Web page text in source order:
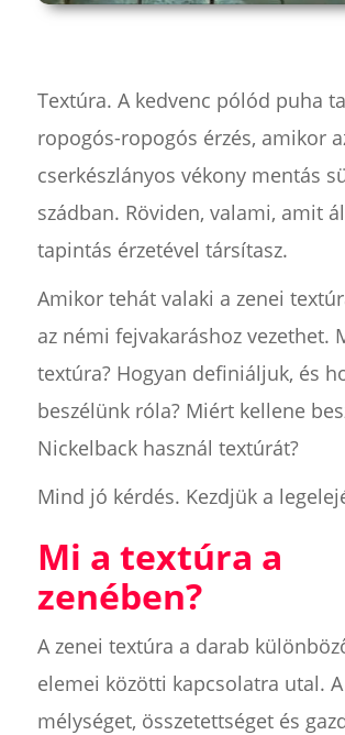
Textúra. A kedvenc pólód puha
ropogós-ropogós érzés, amikor
cserkészlányos vékony mentás
szádban. Röviden, valami, amit
tapintás érzetével társítasz.
Amikor tehát valaki a zenei
az némi fejvakaráshoz vezethet.
textúra? Hogyan definiáljuk, és
beszélünk róla? Miért kellene
Nickelback használ textúrát?
Mind jó kérdés. Kezdjük a
Mi a textúra a
zenében?
A zenei textúra a darab
elemei közötti kapcsolatra utal.
mélységet, összetettséget és